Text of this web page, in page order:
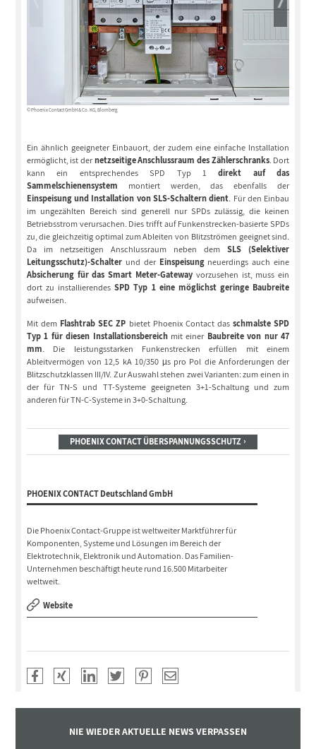
© Phoenix Contact GmbH & Co. KG, Blomberg
Ein ähnlich geeigneter Einbauort, der zudem eine einfache Installation
ermöglicht, ist dernetzseitige Anschlussraum des Zählerschranks. Dort
kann ein entsprechendes SPD Typ 1direkt auf das
Sammelschienensystem montiert werden, das ebenfalls der
Einspeisung und Installation von SLS-Schaltern dient. Für den Einbau
im ungezählten Bereich sind generell nur SPDs zulässig, die keinen
Betriebsstrom verursachen. Dies trifft auf Funkenstrecken-basierte SPDs
zu, die gleichzeitig optimal zum Ableiten von Blitzströmen geeignet sind.
Da im netzseitigen Anschlussraum neben demSLS (Selektiver
Leitungsschutz)-Schalterund derEinspeisungneuerdings auch eine
Absicherung für das Smart Meter-Gateway vorzusehen ist, muss ein
dort zu installierendesSPD Typ 1 eine möglichst geringe Baubreite
aufweisen.
Mit dem Flashtrab SEC ZP bietet Phoenix Contact dasschmalste SPD
Typ 1 für diesen Installationsbereichmit einer Baubreite von nur 47
mm. Die leistungsstarken Funkenstrecken erfüllen mit einem
Ableitvermögen von 12,5 kA 10/350 µs pro Pol die Anforderungen der
Blitzschutzklassen III/IV. Zur Auswahl stehen zwei Varianten: zum einen in
der für TN-S und TT-Systeme geeigneten 3+1-Schaltung und zum
anderen für TN-C-Systeme in 3+0-Schaltung.
PHOENIX CONTACT ÜBERSPANNUNGSSCHUTZ
PHOENIX CONTACT Deutschland GmbH
Die Phoenix Contact-Gruppe ist weltweiter Marktführer für
Komponenten, Systeme und Lösungen im Bereich der
Elektrotechnik, Elektronik und Automation. Das Familien-
Unternehmen beschäftigt heute rund 16.500 Mitarbeiter
weltweit.
Website
NIE WIEDER AKTUELLE NEWS VERPASSEN